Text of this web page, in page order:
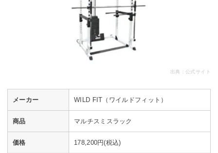
出典： 公式サイト
メーカー WILD FIT（ワイルドフィット）
商品 マルチスミスラック
価格 178,200円(税込)